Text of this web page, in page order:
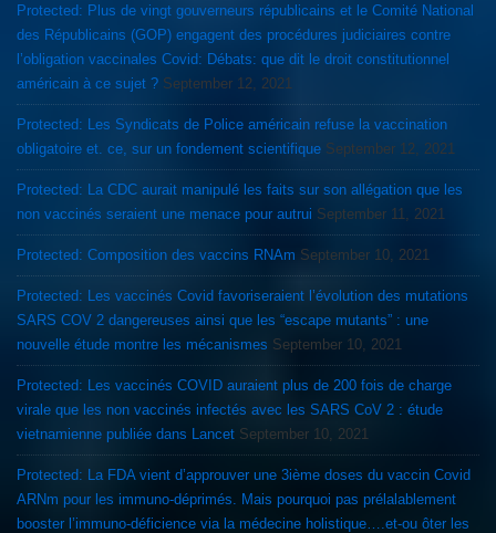
Protected: Plus de vingt gouverneurs républicains et le Comité National
des Républicains (GOP) engagent des procédures judiciaires contre
l’obligation vaccinales Covid: Débats: que dit le droit constitutionnel
américain à ce sujet ? September 12, 2021
Protected: Les Syndicats de Police américain refuse la vaccination
obligatoire et. ce, sur un fondement scientifique September 12, 2021
Protected: La CDC aurait manipulé les faits sur son allégation que les
non vaccinés seraient une menace pour autrui September 11, 2021
Protected: Composition des vaccins RNAm September 10, 2021
Protected: Les vaccinés Covid favoriseraient l’évolution des mutations
SARS COV 2 dangereuses ainsi que les “escape mutants” : une
nouvelle étude montre les mécanismes September 10, 2021
Protected: Les vaccinés COVID auraient plus de 200 fois de charge
virale que les non vaccinés infectés avec les SARS CoV 2 : étude
vietnamienne publiée dans Lancet September 10, 2021
Protected: La FDA vient d’approuver une 3ième doses du vaccin Covid
ARNm pour les immuno-déprimés. Mais pourquoi pas prélalablement
booster l’immuno-déficience via la médecine holistique….et-ou ôter les